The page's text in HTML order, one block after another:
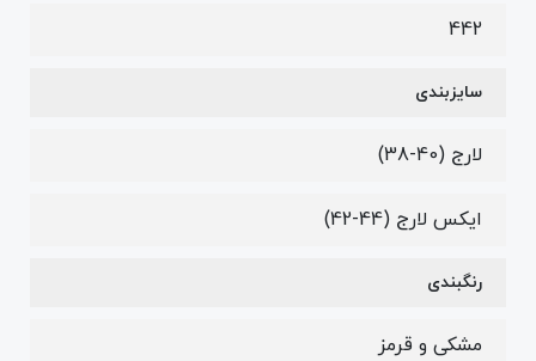
442
سایزبندی
لارج (40-38)
ایکس لارج (44-42)
رنگبندی
مشکی و قرمز